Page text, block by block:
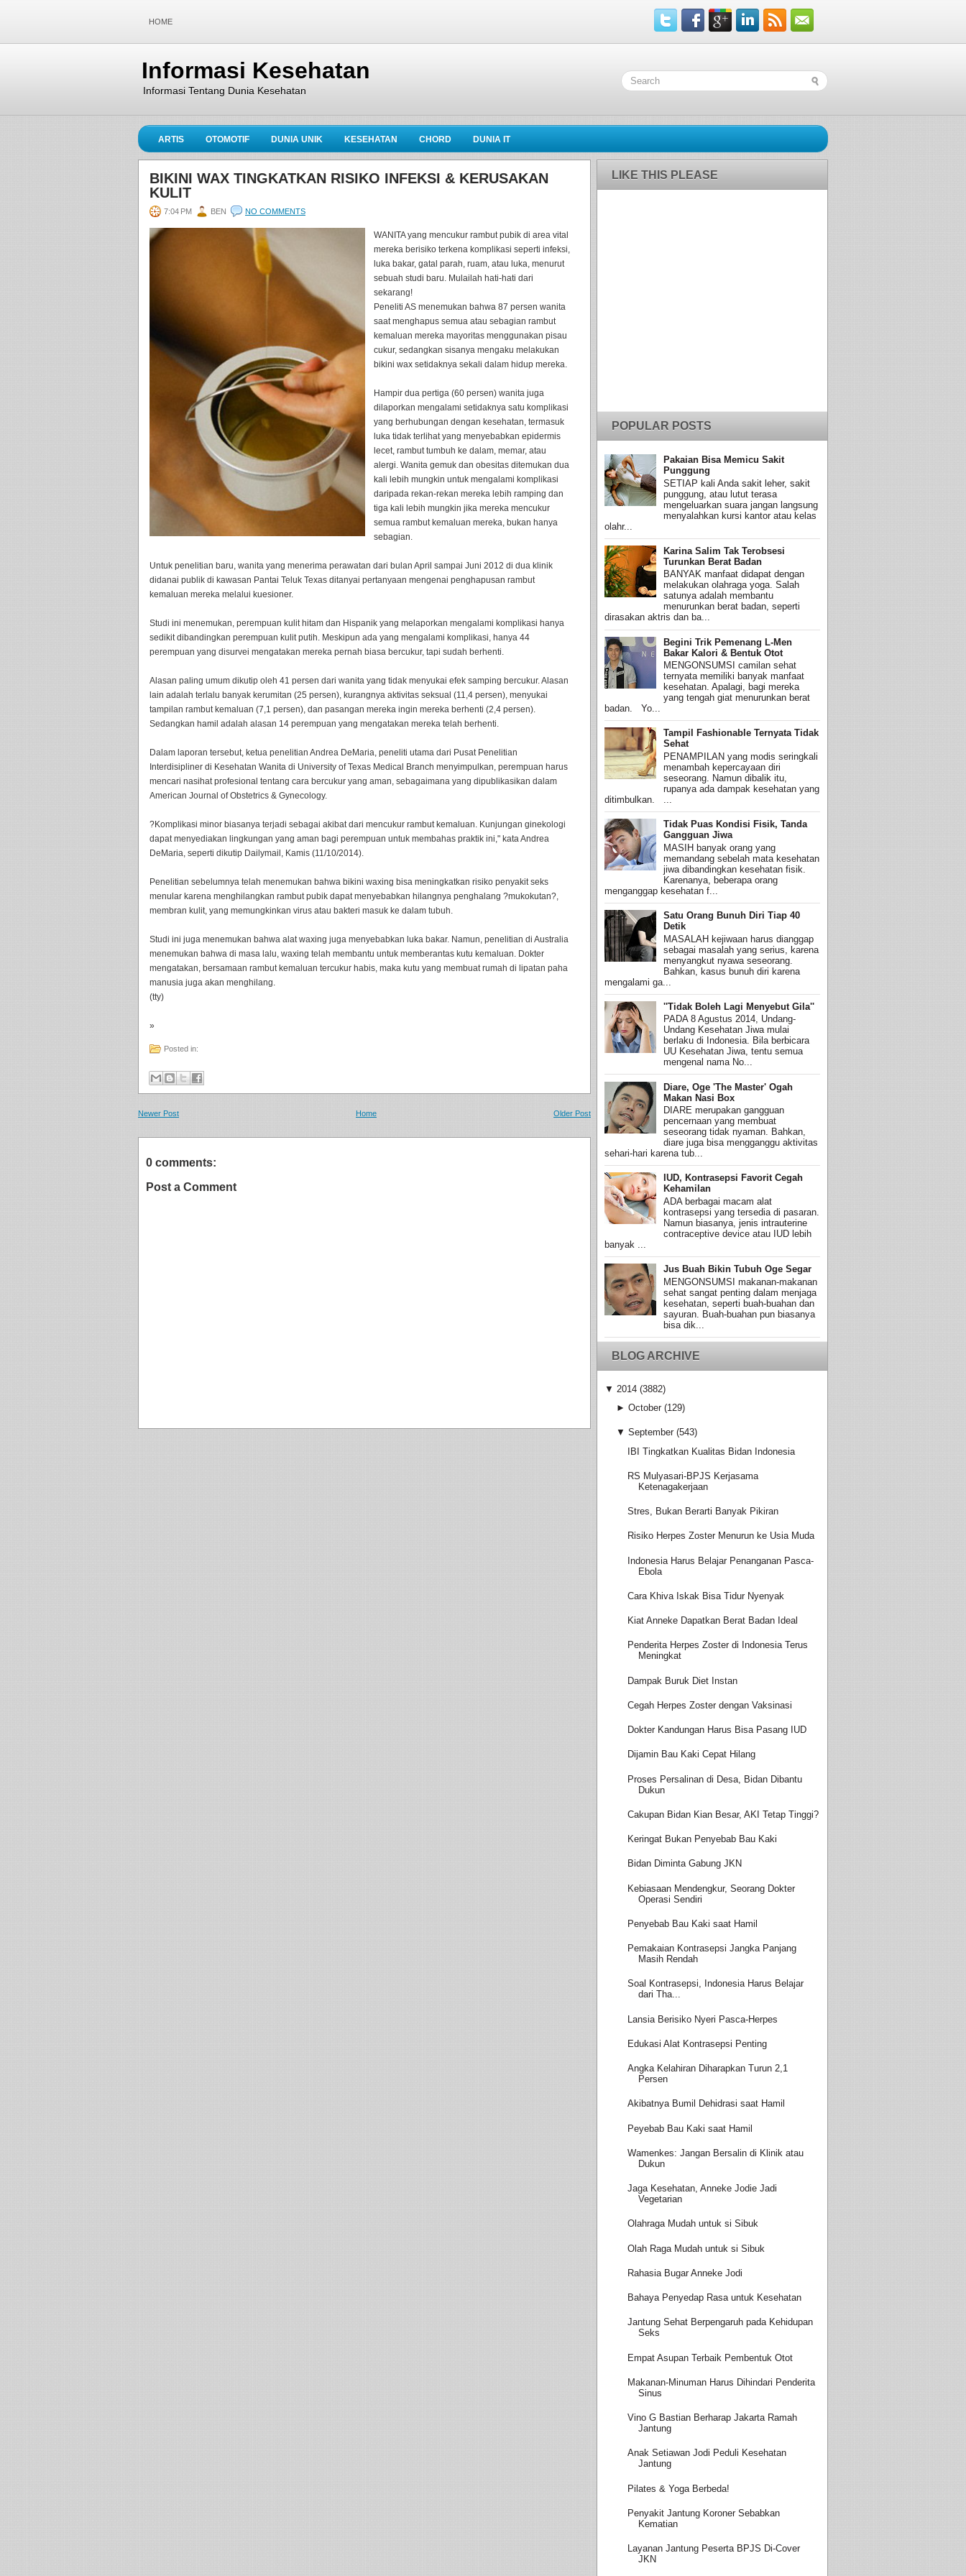
HOME
Informasi Kesehatan
Informasi Tentang Dunia Kesehatan
ARTIS OTOMOTIF DUNIA UNIK KESEHATAN CHORD DUNIA IT
BIKINI WAX TINGKATKAN RISIKO INFEKSI & KERUSAKAN
KULIT
7:04 PM BEN NO COMMENTS
WANITA yang mencukur rambut pubik di area vital
mereka berisiko terkena komplikasi seperti infeksi,
luka bakar, gatal parah, ruam, atau luka, menurut
sebuah studi baru. Mulailah hati-hati dari
sekarang!
Peneliti AS menemukan bahwa 87 persen wanita
saat menghapus semua atau sebagian rambut
kemaluan mereka mayoritas menggunakan pisau
cukur, sedangkan sisanya mengaku melakukan
bikini wax setidaknya sekali dalam hidup mereka.
Hampir dua pertiga (60 persen) wanita juga
dilaporkan mengalami setidaknya satu komplikasi
yang berhubungan dengan kesehatan, termasuk
luka tidak terlihat yang menyebabkan epidermis
lecet, rambut tumbuh ke dalam, memar, atau
alergi. Wanita gemuk dan obesitas ditemukan dua
kali lebih mungkin untuk mengalami komplikasi
daripada rekan-rekan mereka lebih ramping dan
tiga kali lebih mungkin jika mereka mencukur
semua rambut kemaluan mereka, bukan hanya
sebagian.
Untuk penelitian baru, wanita yang menerima perawatan dari bulan April sampai Juni 2012 di dua klinik
didanai publik di kawasan Pantai Teluk Texas ditanyai pertanyaan mengenai penghapusan rambut
kemaluan mereka melalui kuesioner.
Studi ini menemukan, perempuan kulit hitam dan Hispanik yang melaporkan mengalami komplikasi hanya
sedikit dibandingkan perempuan kulit putih. Meskipun ada yang mengalami komplikasi, hanya 44
perempuan yang disurvei mengatakan mereka pernah biasa bercukur, tapi sudah berhenti.
Alasan paling umum dikutip oleh 41 persen dari wanita yang tidak menyukai efek samping bercukur. Alasan
lain adalah terlalu banyak kerumitan (25 persen), kurangnya aktivitas seksual (11,4 persen), menyukai
tampilan rambut kemaluan (7,1 persen), dan pasangan mereka ingin mereka berhenti (2,4 persen).
Sedangkan hamil adalah alasan 14 perempuan yang mengatakan mereka telah berhenti.
Dalam laporan tersebut, ketua penelitian Andrea DeMaria, peneliti utama dari Pusat Penelitian
Interdisipliner di Kesehatan Wanita di University of Texas Medical Branch menyimpulkan, perempuan harus
mencari nasihat profesional tentang cara bercukur yang aman, sebagaimana yang dipublikasikan dalam
American Journal of Obstetrics & Gynecology.
?Komplikasi minor biasanya terjadi sebagai akibat dari mencukur rambut kemaluan. Kunjungan ginekologi
dapat menyediakan lingkungan yang aman bagi perempuan untuk membahas praktik ini," kata Andrea
DeMaria, seperti dikutip Dailymail, Kamis (11/10/2014).
Penelitian sebelumnya telah menemukan bahwa bikini waxing bisa meningkatkan risiko penyakit seks
menular karena menghilangkan rambut pubik dapat menyebabkan hilangnya penghalang ?mukokutan?,
membran kulit, yang memungkinkan virus atau bakteri masuk ke dalam tubuh.
Studi ini juga menemukan bahwa alat waxing juga menyebabkan luka bakar. Namun, penelitian di Australia
menemukan bahwa di masa lalu, waxing telah membantu untuk memberantas kutu kemaluan. Dokter
mengatakan, bersamaan rambut kemaluan tercukur habis, maka kutu yang membuat rumah di lipatan paha
manusia juga akan menghilang.
(tty)
»
Posted in:
Newer Post Older Post
Home
0 comments:
Post a Comment
LIKE THIS PLEASE
POPULAR POSTS
Pakaian Bisa Memicu Sakit
Punggung
SETIAP kali Anda sakit leher, sakit
punggung, atau lutut terasa
mengeluarkan suara jangan langsung
menyalahkan kursi kantor atau kelas
olahr...
Karina Salim Tak Terobsesi
Turunkan Berat Badan
BANYAK manfaat didapat dengan
melakukan olahraga yoga. Salah
satunya adalah membantu
menurunkan berat badan, seperti
dirasakan aktris dan ba...
Begini Trik Pemenang L-Men
Bakar Kalori & Bentuk Otot
MENGONSUMSI camilan sehat
ternyata memiliki banyak manfaat
kesehatan. Apalagi, bagi mereka
yang tengah giat menurunkan berat
badan. Yo...
Tampil Fashionable Ternyata Tidak
Sehat
PENAMPILAN yang modis seringkali
menambah kepercayaan diri
seseorang. Namun dibalik itu,
rupanya ada dampak kesehatan yang
ditimbulkan. ...
Tidak Puas Kondisi Fisik, Tanda
Gangguan Jiwa
MASIH banyak orang yang
memandang sebelah mata kesehatan
jiwa dibandingkan kesehatan fisik.
Karenanya, beberapa orang
menganggap kesehatan f...
Satu Orang Bunuh Diri Tiap 40
Detik
MASALAH kejiwaan harus dianggap
sebagai masalah yang serius, karena
menyangkut nyawa seseorang.
Bahkan, kasus bunuh diri karena
mengalami ga...
''Tidak Boleh Lagi Menyebut Gila''
PADA 8 Agustus 2014, Undang-
Undang Kesehatan Jiwa mulai
berlaku di Indonesia. Bila berbicara
UU Kesehatan Jiwa, tentu semua
mengenal nama No...
Diare, Oge 'The Master' Ogah
Makan Nasi Box
DIARE merupakan gangguan
pencernaan yang membuat
seseorang tidak nyaman. Bahkan,
diare juga bisa mengganggu aktivitas
sehari-hari karena tub...
IUD, Kontrasepsi Favorit Cegah
Kehamilan
ADA berbagai macam alat
kontrasepsi yang tersedia di pasaran.
Namun biasanya, jenis intrauterine
contraceptive device atau IUD lebih
banyak ...
Jus Buah Bikin Tubuh Oge Segar
MENGONSUMSI makanan-makanan
sehat sangat penting dalam menjaga
kesehatan, seperti buah-buahan dan
sayuran. Buah-buahan pun biasanya
bisa dik...
BLOG ARCHIVE
▼ 2014 (3882)
► October (129)
▼ September (543)
IBI Tingkatkan Kualitas Bidan Indonesia
RS Mulyasari-BPJS Kerjasama
Ketenagakerjaan
Stres, Bukan Berarti Banyak Pikiran
Risiko Herpes Zoster Menurun ke Usia Muda
Indonesia Harus Belajar Penanganan Pasca-
Ebola
Cara Khiva Iskak Bisa Tidur Nyenyak
Kiat Anneke Dapatkan Berat Badan Ideal
Penderita Herpes Zoster di Indonesia Terus
Meningkat
Dampak Buruk Diet Instan
Cegah Herpes Zoster dengan Vaksinasi
Dokter Kandungan Harus Bisa Pasang IUD
Dijamin Bau Kaki Cepat Hilang
Proses Persalinan di Desa, Bidan Dibantu
Dukun
Cakupan Bidan Kian Besar, AKI Tetap Tinggi?
Keringat Bukan Penyebab Bau Kaki
Bidan Diminta Gabung JKN
Kebiasaan Mendengkur, Seorang Dokter
Operasi Sendiri
Penyebab Bau Kaki saat Hamil
Pemakaian Kontrasepsi Jangka Panjang
Masih Rendah
Soal Kontrasepsi, Indonesia Harus Belajar
dari Tha...
Lansia Berisiko Nyeri Pasca-Herpes
Edukasi Alat Kontrasepsi Penting
Angka Kelahiran Diharapkan Turun 2,1
Persen
Akibatnya Bumil Dehidrasi saat Hamil
Peyebab Bau Kaki saat Hamil
Wamenkes: Jangan Bersalin di Klinik atau
Dukun
Jaga Kesehatan, Anneke Jodie Jadi
Vegetarian
Olahraga Mudah untuk si Sibuk
Olah Raga Mudah untuk si Sibuk
Rahasia Bugar Anneke Jodi
Bahaya Penyedap Rasa untuk Kesehatan
Jantung Sehat Berpengaruh pada Kehidupan
Seks
Empat Asupan Terbaik Pembentuk Otot
Makanan-Minuman Harus Dihindari Penderita
Sinus
Vino G Bastian Berharap Jakarta Ramah
Jantung
Anak Setiawan Jodi Peduli Kesehatan
Jantung
Pilates & Yoga Berbeda!
Penyakit Jantung Koroner Sebabkan
Kematian
Layanan Jantung Peserta BPJS Di-Cover
JKN